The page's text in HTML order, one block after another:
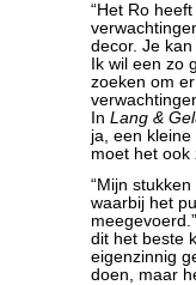
“Het Ro
decor. Je
Ik wil een zo
zoeken om
In Lang &
ja, een
moet het ook
“Mijn
waarbij het
dit het beste
eigenzinnig
doen, maar